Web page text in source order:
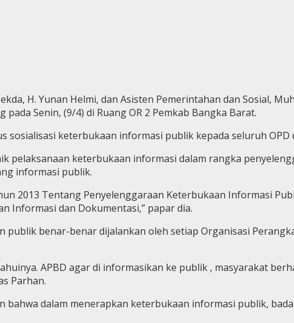
H. Yunan Helmi, dan Asisten Pemerintahan dan Sosial,
Senin, (9/4) di Ruang OR 2 Pemkab Bangka Barat.
sosialisasi keterbukaan informasi publik kepada seluruh
pelaksanaan keterbukaan informasi dalam rangka
informasi publik.
2013 Tentang Penyelenggaraan Keterbukaan Informasi
Informasi dan Dokumentasi,” papar dia.
benar-benar dijalankan oleh setiap Organisasi
APBD agar di informasikan ke publik , masyarakat
Parhan.
bahwa dalam menerapkan keterbukaan informasi publik,